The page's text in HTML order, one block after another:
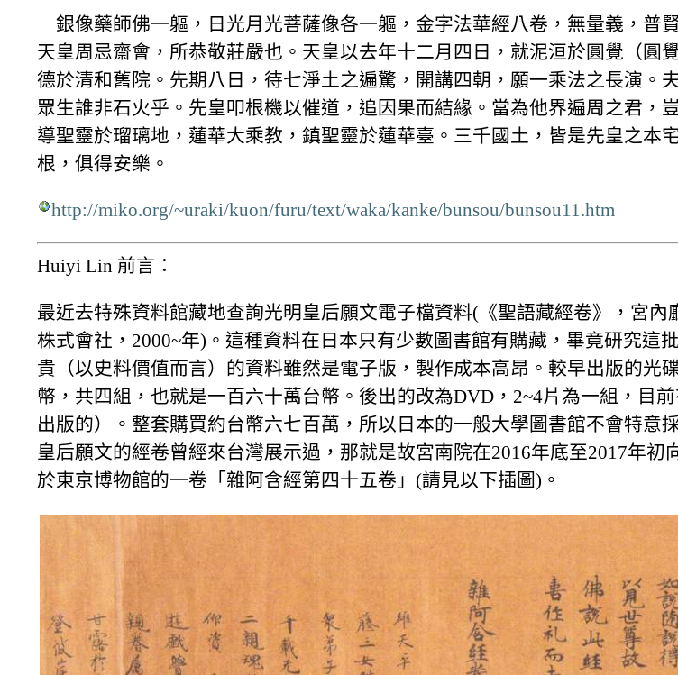
銀像藥師佛一軀，日光月光菩薩像各一軀，金字法華經八卷，無量義，普
天皇周忌齋會，所恭敬莊嚴也。天皇以去年十二月四日，就泥洹於圓覺（圓
德於清和舊院。先期八日，待七淨土之遍驚，開講四朝，願一乘法之長演。
眾生誰非石火乎。先皇叩根機以催道，追因果而結緣。當為他界遍周之君，
導聖靈於瑠璃地，蓮華大乘教，鎮聖靈於蓮華臺。三千國土，皆是先皇之本
根，俱得安樂。
http://miko.org/~uraki/kuon/furu/text/waka/kanke/bunsou/bunsou11.htm
Huiyi Lin 前言：
最近去特殊資料館藏地查詢光明皇后願文電子檔資料(《聖語藏經卷》，宮
株式會社，2000~年)。這種資料在日本只有少數圖書館有購藏，畢竟研究這
貴（以史料價值而言）的資料雖然是電子版，製作成本高昂。較早出版的光
幣，共四組，也就是一百六十萬台幣。後出的改為DVD，2~4片為一組，目
出版的）。整套購買約台幣六七百萬，所以日本的一般大學圖書館不會特意
皇后願文的經卷曾經來台灣展示過，那就是故宮南院在2016年底至2017年
於東京博物館的一卷「雜阿含經第四十五卷」(請見以下插圖)。